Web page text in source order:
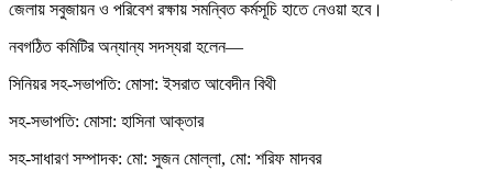
জেলায় সবুজায়ন ও পরিবেশ রক্ষায় সমন্বিত কর্মসূচি হাতে নেওয়া হবে।
নবগঠিত কমিটির অন্যান্য সদস্যরা হলেন—
সিনিয়র সহ-সভাপতি: মোসা: ইসরাত আবেদীন বিথী
সহ-সভাপতি: মোসা: হাসিনা আক্তার
সহ-সাধারণ সম্পাদক: মো: সুজন মোল্লা, মো: শরিফ মাদবর